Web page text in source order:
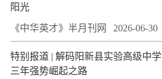
阳光
《中华英才》半月刊网 2026-06-30
特别报道 | 解码阳新县实验高级中学
三年强势崛起之路